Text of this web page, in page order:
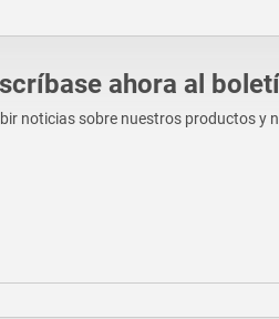
ahora al
noticias sobre nuestros productos y